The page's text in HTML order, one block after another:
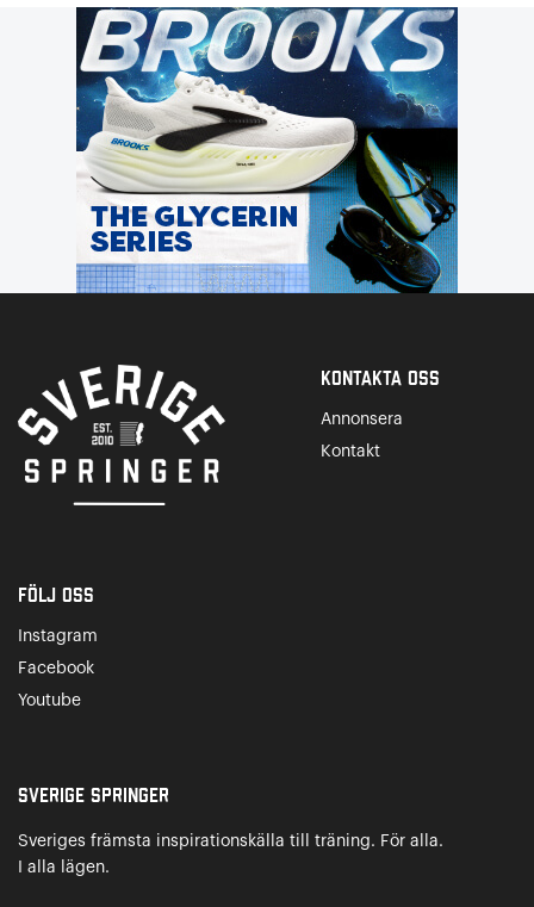
Kontakta Oss
Annonsera
Kontakt
Följ oss
Instagram
Facebook
Youtube
Sverige Springer
Sveriges främsta inspirationskälla till träning. För alla.
I alla lägen.